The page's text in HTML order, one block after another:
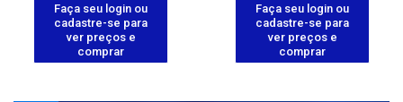
Faça seu login ou
cadastre-se para
ver preços e
comprar
Faça seu login ou
cadastre-se para
ver preços e
comprar